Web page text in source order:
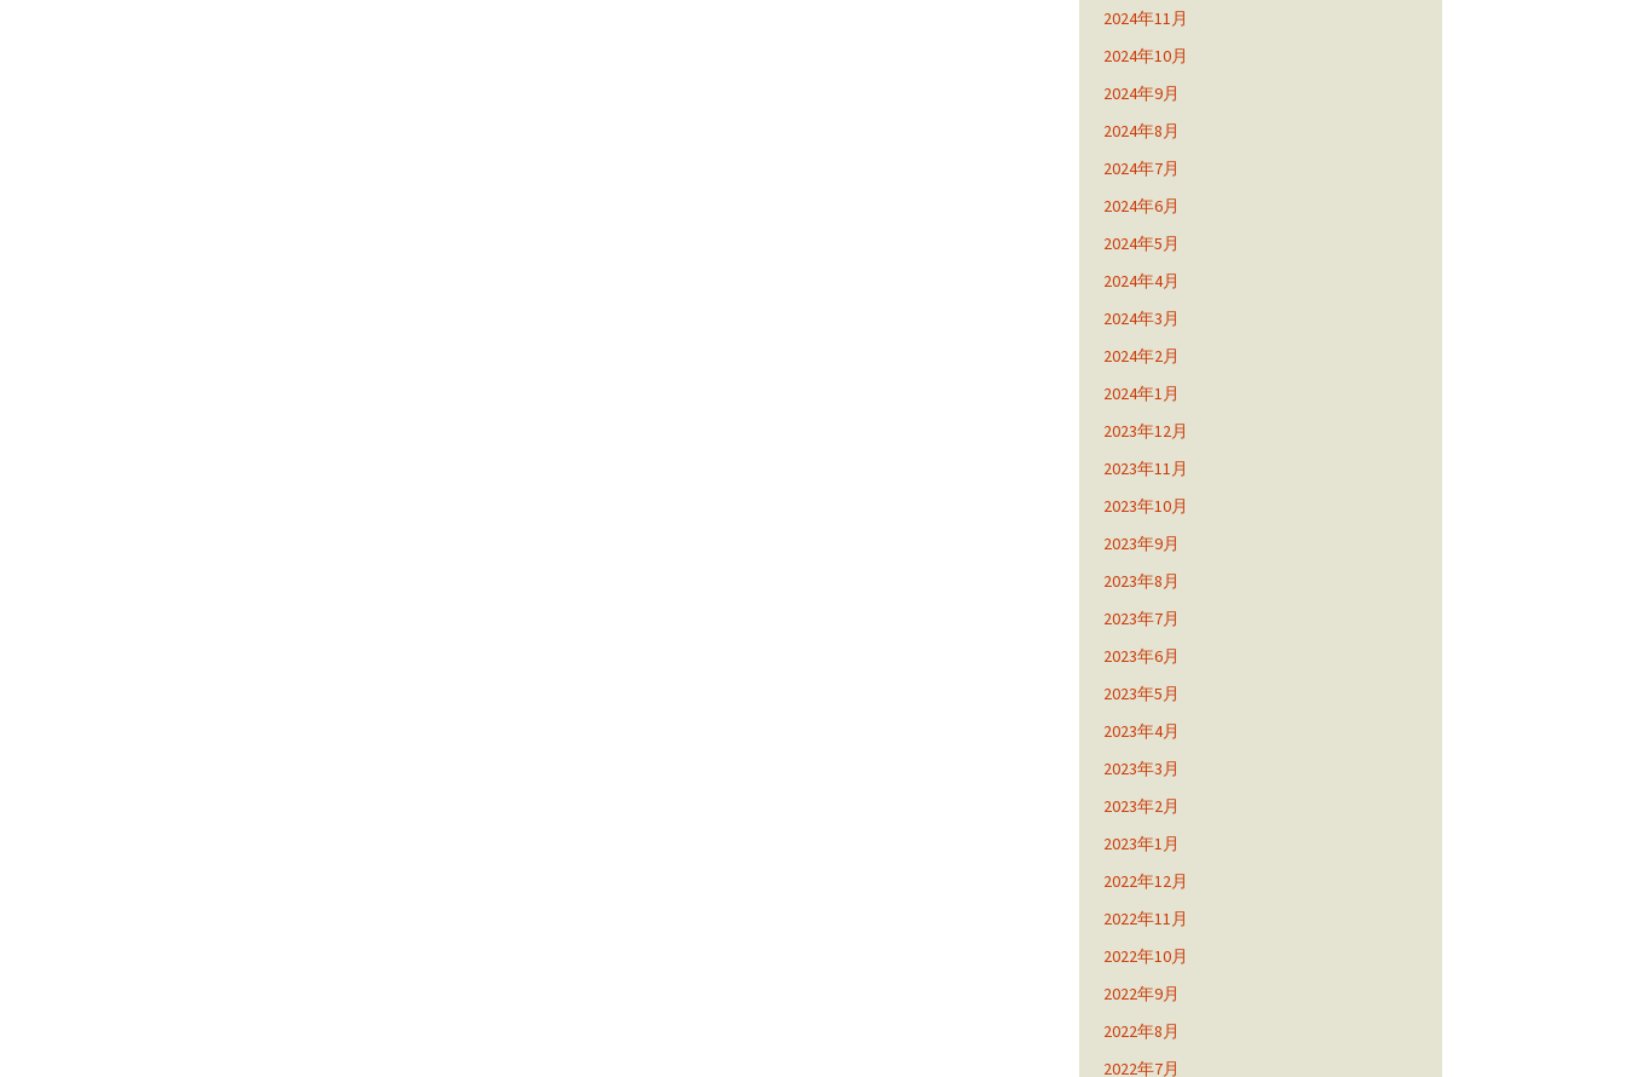
2024年11月
2024年10月
2024年9月
2024年8月
2024年7月
2024年6月
2024年5月
2024年4月
2024年3月
2024年2月
2024年1月
2023年12月
2023年11月
2023年10月
2023年9月
2023年8月
2023年7月
2023年6月
2023年5月
2023年4月
2023年3月
2023年2月
2023年1月
2022年12月
2022年11月
2022年10月
2022年9月
2022年8月
2022年7月